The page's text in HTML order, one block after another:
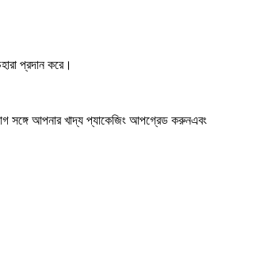
প্রদান করে।
সঙ্গে আপনার খাদ্য প্যাকেজিং আপগ্রেড করুনএবং